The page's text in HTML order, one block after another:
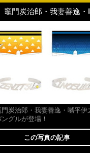
門炭治郎・我妻善逸・嘴平
グルが登場！
この写真の記事